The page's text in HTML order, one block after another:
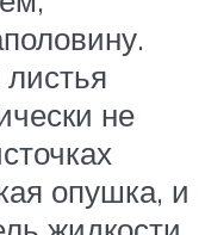
не
опушка, и